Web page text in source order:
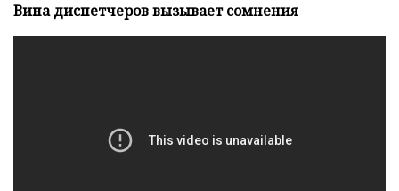
Вина диспетчеров вызывает сомнения